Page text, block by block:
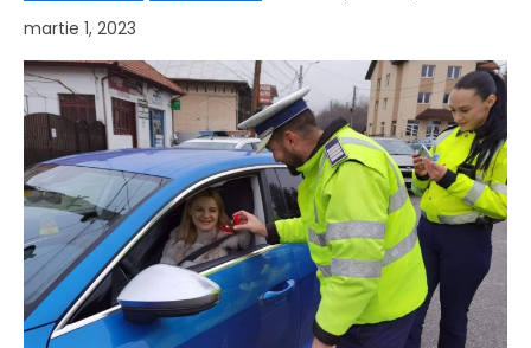
martie 1, 2023